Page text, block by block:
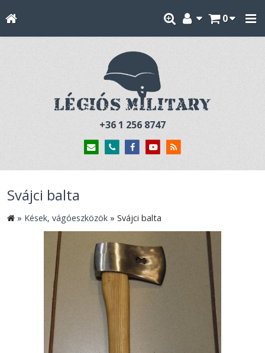
0
+36 1 256 8747
Svájci balta
» Kések, vágóeszközök » Svájci balta